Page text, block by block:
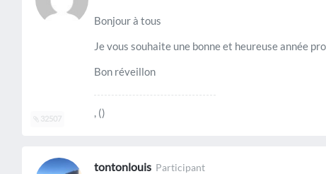
32507
Bonjour à tous
Je vous souhaite une bonne et heureuse année
Bon réveillon
, ()
tontonlouis Participant